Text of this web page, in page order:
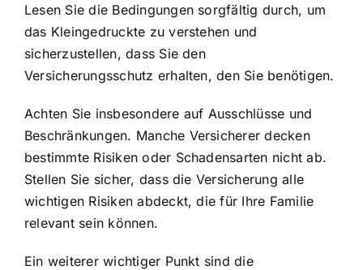
Lesen Sie die Bedingungen sorgfältig durch, um
das Kleingedruckte zu verstehen und
sicherzustellen, dass Sie den
Versicherungsschutz erhalten, den Sie benötigen.
Achten Sie insbesondere auf Ausschlüsse und
Beschränkungen. Manche Versicherer decken
bestimmte Risiken oder Schadensarten nicht ab.
Stellen Sie sicher, dass die Versicherung alle
wichtigen Risiken abdeckt, die für Ihre Familie
relevant sein können.
Ein weiterer wichtiger Punkt sind die